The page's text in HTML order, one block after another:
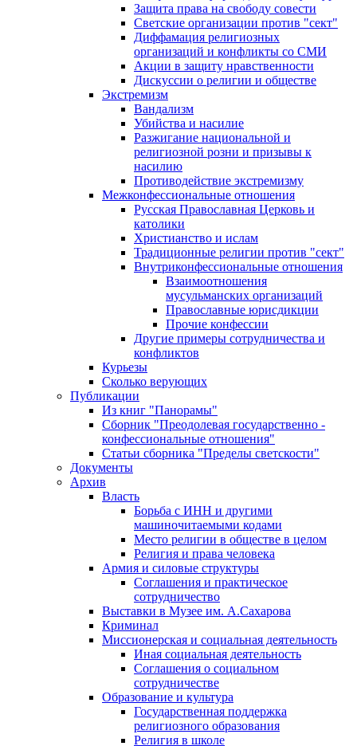
Защита права на свободу совести
Светские организации против "сект"
Диффамация религиозных
организаций и конфликты со СМИ
Акции в защиту нравственности
Дискуссии о религии и обществе
Экстремизм
Вандализм
Убийства и насилие
Разжигание национальной и
религиозной розни и призывы к
насилию
Противодействие экстремизму
Межконфессиональные отношения
Русская Православная Церковь и
католики
Христианство и ислам
Традиционные религии против "сект"
Внутриконфессиональные отношения
Взаимоотношения
мусульманских организаций
Православные юрисдикции
Прочие конфессии
Другие примеры сотрудничества и
конфликтов
Курьезы
Сколько верующих
Публикации
Из книг "Панорамы"
Сборник "Преодолевая государственно -
конфессиональные отношения"
Статьи сборника "Пределы светскости"
Документы
Архив
Власть
Борьба с ИНН и другими
машиночитаемыми кодами
Место религии в обществе в целом
Религия и права человека
Армия и силовые структуры
Соглашения и практическое
сотрудничество
Выставки в Музее им. А.Сахарова
Криминал
Миссионерская и социальная деятельность
Иная социальная деятельность
Соглашения о социальном
сотрудничестве
Образование и культура
Государственная поддержка
религиозного образования
Религия в школе